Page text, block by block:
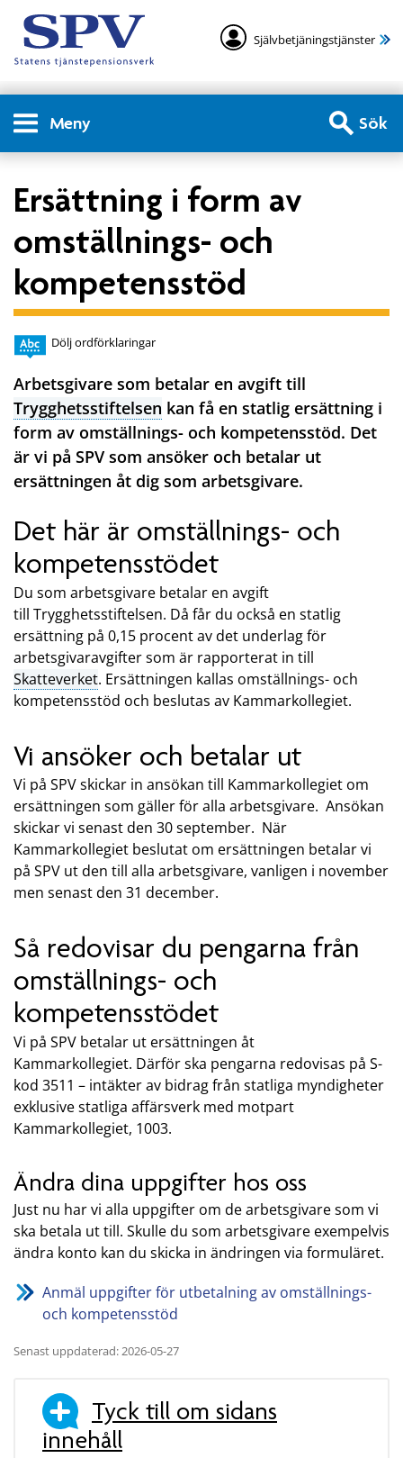
Självbetjäningstjänster
Meny Sök
Ersättning i form av
omställnings- och
kompetensstöd
Dölj ordförklaringar
Arbetsgivare som betalar en avgift till
Trygghetsstiftelsen kan få en statlig ersättning i
form av omställnings- och kompetensstöd. Det
är vi på SPV som ansöker och betalar ut
ersättningen åt dig som arbetsgivare.
Det här är omställnings- och
kompetensstödet
Du som arbetsgivare betalar en avgift
till Trygghetsstiftelsen. Då får du också en statlig
ersättning på 0,15 procent av det underlag för
arbetsgivaravgifter som är rapporterat in till
Skatteverket. Ersättningen kallas omställnings- och
kompetensstöd och beslutas av Kammarkollegiet.
Vi ansöker och betalar ut
Vi på SPV skickar in ansökan till Kammarkollegiet om
ersättningen som gäller för alla arbetsgivare. Ansökan
skickar vi senast den 30 september. När
Kammarkollegiet beslutat om ersättningen betalar vi
på SPV ut den till alla arbetsgivare, vanligen i november
men senast den 31 december.
Så redovisar du pengarna från
omställnings- och
kompetensstödet
Vi på SPV betalar ut ersättningen åt
Kammarkollegiet. Därför ska pengarna redovisas på S-
kod 3511 – intäkter av bidrag från statliga myndigheter
exklusive statliga affärsverk med motpart
Kammarkollegiet, 1003.
Ändra dina uppgifter hos oss
Just nu har vi alla uppgifter om de arbetsgivare som vi
ska betala ut till. Skulle du som arbetsgivare exempelvis
ändra konto kan du skicka in ändringen via formuläret.
Anmäl uppgifter för utbetalning av omställnings-
och kompetensstöd
Senast uppdaterad: 2026-05-27
Tyck till om sidans
innehåll